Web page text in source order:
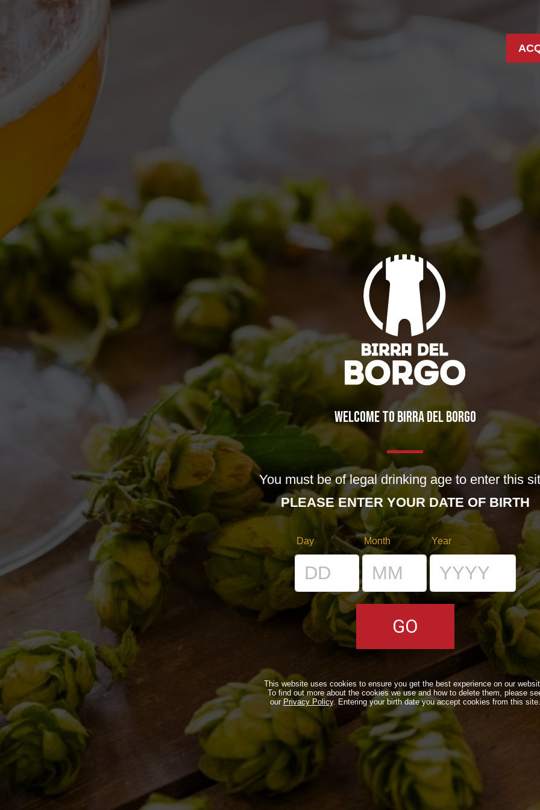
WELCOME TO BIRRA DEL BORGO
You must be of legal drinking age to enter this
PLEASE ENTER YOUR DATE OF BIRTH
Day Month Year
This website uses cookies to ensure you get the best experience on our
To find out more about the cookies we use and how to delete them, please
our Privacy Policy. Entering your birth date you accept cookies from this site.
TAG ARCHIVES: BIRANDFUD
Pene d’Amore? Bevi che ti passa!
Novità in birrificio Borghigiano
11/02/2013
Lascia un commento
IL BIRRIFICIO
DICONO DI NOI | RASSEGNA STAMPA BIRRA DEL
BORGO
ACQUISTA BDB ONLINE
C’ERA UNA VOLTA…
LOST & FOUND
I LOCALI
IL BANCONE
HOME NEWSLETTER